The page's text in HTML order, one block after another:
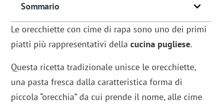
Sommario
Le orecchiette con cime di rapa sono uno dei primi
piatti più rappresentativi dellacucina pugliese.
Questa ricetta tradizionale unisce le orecchiette,
una pasta fresca dalla caratteristica forma di
piccola “orecchia” da cui prende il nome, alle cime